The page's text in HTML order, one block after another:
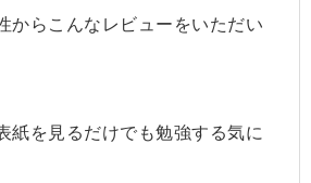
からこんなレビューをいただい
紙を見るだけでも勉強する気に